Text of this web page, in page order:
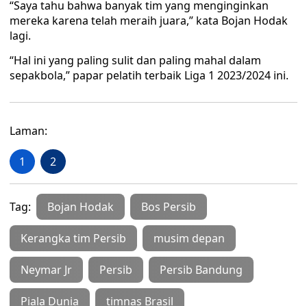
“Saya tahu bahwa banyak tim yang menginginkan
mereka karena telah meraih juara,” kata Bojan Hodak
lagi.
“Hal ini yang paling sulit dan paling mahal dalam
sepakbola,” papar pelatih terbaik Liga 1 2023/2024 ini.
Laman:
1 2
Tag: Bojan Hodak Bos Persib
Kerangka tim Persib musim depan
Neymar Jr Persib Persib Bandung
Piala Dunia timnas Brasil